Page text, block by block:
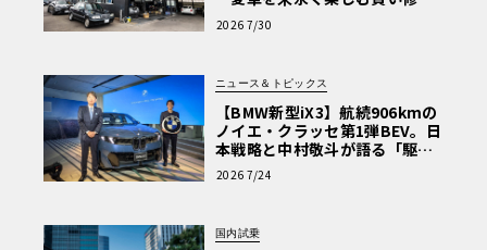
術と、プロがフックス製オイル
を選ぶ理由〈PR〉
2026 7/30
ニュース＆トピックス
【BMW新型iX3】航続906kmの
ノイエ・クラッセ第1弾BEV。日
本戦略と中村敬斗が語る「駆け
ぬける歓び」
2026 7/24
国内試乗